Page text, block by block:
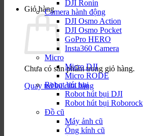
Giỏ hàng
Chưa có sản phẩm trong giỏ hàng.
Quay trở lại cửa hàng
DJI Ronin
Camera hành động
DJI Osmo Action
DJI Osmo Pocket
GoPro HERO
Insta360 Camera
Micro
Micro DJI
Micro RODE
Robot hút bụi
Robot hút bụi DJI
Robot hút bụi Roborock
Đồ cũ
Máy ảnh cũ
Ống kính cũ